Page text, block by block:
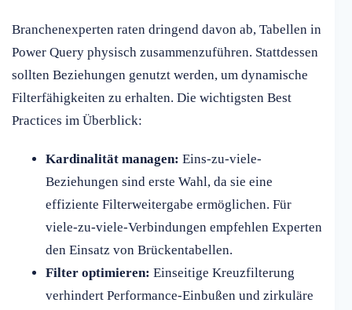
Branchenexperten raten dringend davon ab, Tabellen in
Power Query physisch zusammenzuführen. Stattdessen
sollten Beziehungen genutzt werden, um dynamische
Filterfähigkeiten zu erhalten. Die wichtigsten Best
Practices im Überblick:
Kardinalität managen: Eins-zu-viele-
Beziehungen sind erste Wahl, da sie eine
effiziente Filterweitergabe ermöglichen. Für
viele-zu-viele-Verbindungen empfehlen Experten
den Einsatz von Brückentabellen.
Filter optimieren: Einseitige Kreuzfilterung
verhindert Performance-Einbußen und zirkuläre